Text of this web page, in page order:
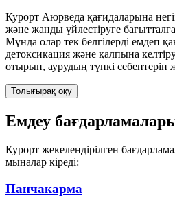
Курорт Аюрведа қағидаларына
және жанды үйлестіруге
Мұнда олар тек белгілерді емдеп
детоксикация және қалпына
отырып, аурудың түпкі себептерін
Толығырақ оқу
Емдеу
Курорт жекелендірілген
мыналар кіреді:
Панчакарма